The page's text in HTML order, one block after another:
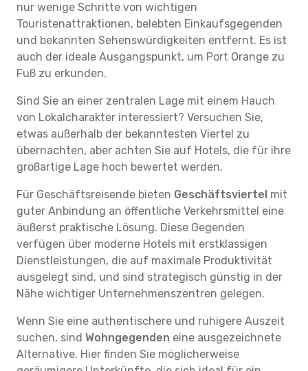
nur wenige Schritte von wichtigen
Touristenattraktionen, belebten Einkaufsgegenden
und bekannten Sehenswürdigkeiten entfernt. Es ist
auch der ideale Ausgangspunkt, um Port Orange zu
Fuß zu erkunden.
Sind Sie an einer zentralen Lage mit einem Hauch
von Lokalcharakter interessiert? Versuchen Sie,
etwas außerhalb der bekanntesten Viertel zu
übernachten, aber achten Sie auf Hotels, die für ihre
großartige Lage hoch bewertet werden.
Für Geschäftsreisende bieten Geschäftsviertel mit
guter Anbindung an öffentliche Verkehrsmittel eine
äußerst praktische Lösung. Diese Gegenden
verfügen über moderne Hotels mit erstklassigen
Dienstleistungen, die auf maximale Produktivität
ausgelegt sind, und sind strategisch günstig in der
Nähe wichtiger Unternehmenszentren gelegen.
Wenn Sie eine authentischere und ruhigere Auszeit
suchen, sind Wohngegenden eine ausgezeichnete
Alternative. Hier finden Sie möglicherweise